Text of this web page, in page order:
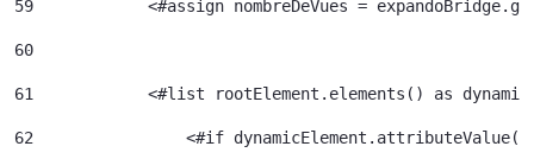
59
<#assign nombreDeVues =
60
61
<#list rootElement.elements() as
62
<#if